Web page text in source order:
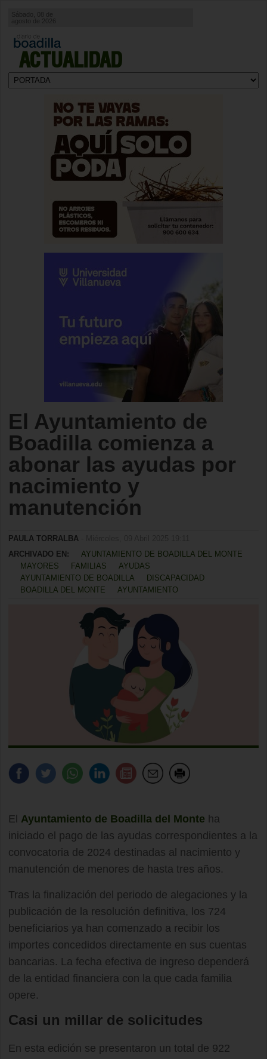
ACTUALIDAD
Sábado, 08 de
agosto de 2026
El Ayuntamiento de
Boadilla comienza a
abonar las ayudas por
nacimiento y
manutención
PAULA TORRALBA
ARCHIVADO EN:
AYUNTAMIENTO DE BOADILLA DEL MONTE
MAYORES
FAMILIAS
AYUDAS
AYUNTAMIENTO DE BOADILLA
DISCAPACIDAD
BOADILLA DEL MONTE
AYUNTAMIENTO
El Ayuntamiento de Boadilla del Monte ha
iniciado el pago de las ayudas correspondientes a la
convocatoria de 2024 destinadas al nacimiento y
manutención de menores de hasta tres años.
Tras la finalización del periodo de alegaciones y la
publicación de la resolución definitiva, los 724
beneficiarios ya han comenzado a recibir los
importes concedidos directamente en sus cuentas
bancarias. La fecha efectiva de ingreso dependerá
de la entidad financiera con la que cada familia
opere.
Casi un millar de solicitudes
En esta edición se presentaron un total de 922